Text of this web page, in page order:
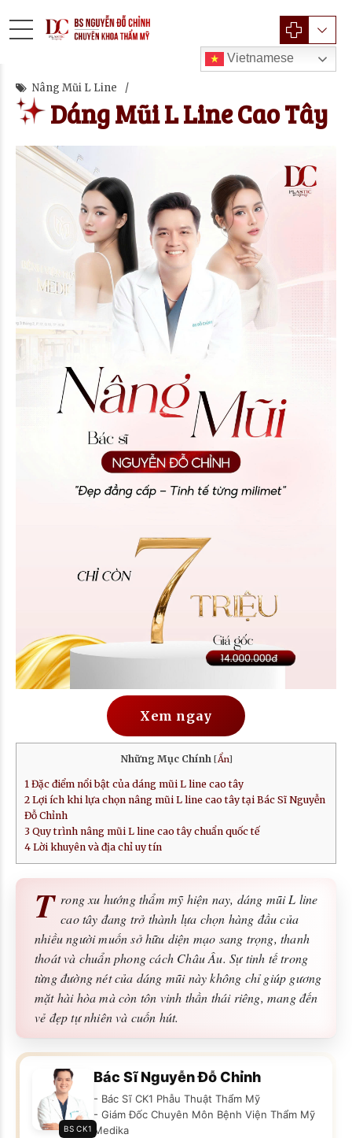
Vietnamese
Nâng Mũi L Line
Dáng Mũi L Line Cao Tây
Xem ngay
Những Mục Chính [Ẩn]
1 Đặc điểm nổi bật của dáng mũi L line cao tây
2 Lợi ích khi lựa chọn nâng mũi L line cao tây tại Bác Sĩ Nguyễn
Đỗ Chỉnh
3 Quy trình nâng mũi L line cao tây chuẩn quốc tế
4 Lời khuyên và địa chỉ uy tín
T rong xu hướng thẩm mỹ hiện nay, dáng mũi L line
cao tây đang trở thành lựa chọn hàng đầu của
nhiều người muốn sở hữu diện mạo sang trọng, thanh
thoát và chuẩn phong cách Châu Âu. Sự tinh tế trong
từng đường nét của dáng mũi này không chỉ giúp gương
mặt hài hòa mà còn tôn vinh thần thái riêng, mang đến
vẻ đẹp tự nhiên và cuốn hút.
BS CK1
Bác Sĩ Nguyễn Đỗ Chỉnh
- Bác Sĩ CK1 Phẫu Thuật Thẩm Mỹ
- Giám Đốc Chuyên Môn Bệnh Viện Thẩm Mỹ
Medika